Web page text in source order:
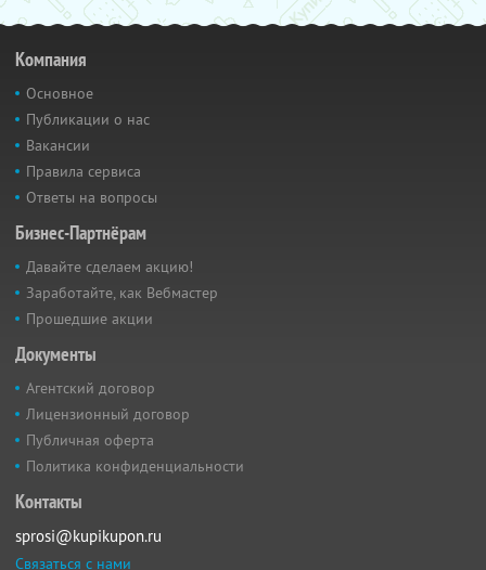
Компания
Основное
Публикации о нас
Вакансии
Правила сервиса
Ответы на вопросы
Бизнес-Партнёрам
Давайте сделаем акцию!
Заработайте, как Вебмастер
Прошедшие акции
Документы
Агентский договор
Лицензионный договор
Публичная оферта
Политика конфиденциальности
Контакты
sprosi@kupikupon.ru
Связаться с нами